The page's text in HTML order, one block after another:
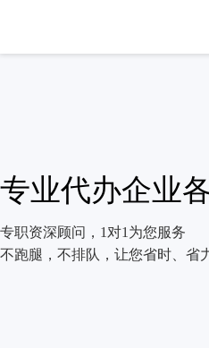
专业代办企业
专职资深顾问，1对1为您服务
不跑腿，不排队，让您省时、省